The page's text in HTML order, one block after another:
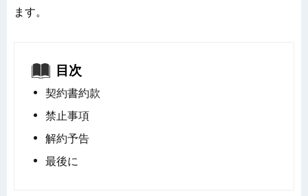
ます。
目次
契約書約款
禁止事項
解約予告
最後に